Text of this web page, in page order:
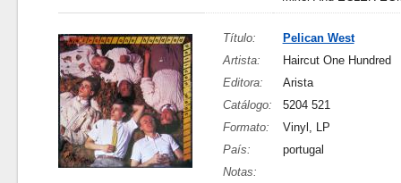
Título:
Pelican West
Artista:
Haircut One Hundred
Editora:
Arista
Catálogo:
5204 521
Formato:
Vinyl, LP
País:
portugal
Notas: